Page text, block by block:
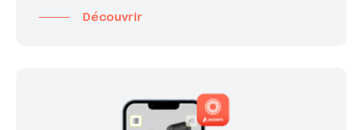
Découvrir